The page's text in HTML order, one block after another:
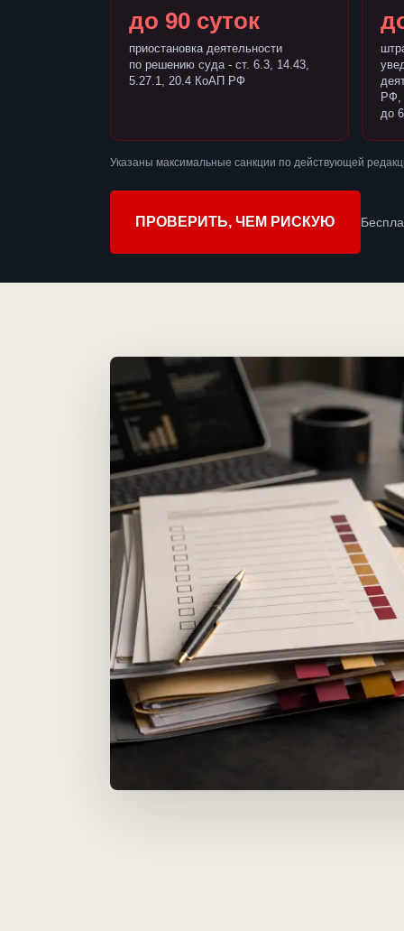
до 90 суток
приостановка деятельности
по решению суда - ст. 6.3, 14.43,
5.27.1, 20.4 КоАП РФ
РФ,
до
Указаны максимальные санкции по действующей
ПРОВЕРИТЬ, ЧЕМ РИСКУЮ